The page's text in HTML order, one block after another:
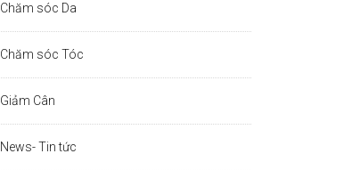
Chăm sóc Da
Chăm sóc Tóc
Giảm Cân
News- Tin tức